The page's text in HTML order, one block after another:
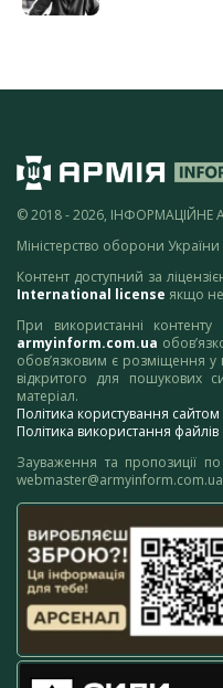
© 2018 - 2026, ІНФОРМАЦІЙНЕ
Міністерство оборони України
Контент доступний за
International license якщо
При використанні
armyinform.com.ua
обов’язковим є розміщення
відкритого для пошукових
матеріал.
Політика користування
Політика використання
Зауваження та пропозиції
webmaster@armyinform.com.ua